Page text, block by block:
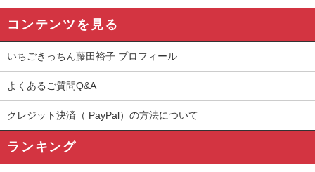
コンテンツを見る
いちごきっちん藤田裕子 プロフィール
よくあるご質問Q&A
クレジット決済（ PayPal）の方法について
ランキング